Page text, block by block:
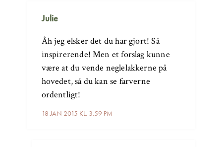
Julie
18 JAN 2015 KL. 3:59 PM
Åh jeg elsker det du har gjort! Så
inspirerende! Men et forslag kunne
være at du vende neglelakkerne på
hovedet, så du kan se farverne
ordentligt!